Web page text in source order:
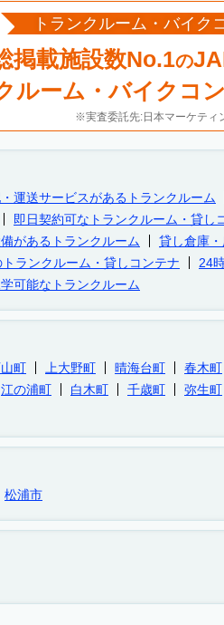
トランクルーム・バイク
掲載施設数No.1の
ルーム・バイクコ
※実査委託先:日本マーケティ
運送サービスがあるトランクルーム
即日契約可なトランクルーム・貸し
があるトランクルーム
貸し倉庫
ランクルーム・貸しコンテナ
24
学可能なトランクルーム
山町 上大野町 晴海台町 春木町
江の浦町 白木町 千歳町 弥生町
松浦市